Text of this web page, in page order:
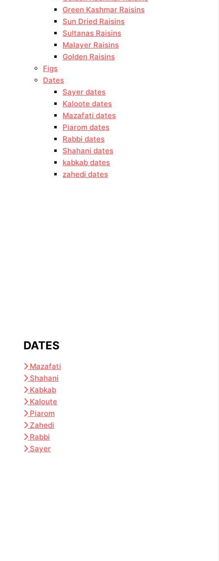
Green Kashmar Raisins
Sun Dried Raisins
Sultanas Raisins
Malayer Raisins
Golden Raisins
Figs
Dates
Sayer dates
Kaloote dates
Mazafati dates
Piarom dates
Rabbi dates
Shahani dates
kabkab dates
zahedi dates
DATES
Mazafati
Shahani
Kabkab
Kaloute
Piarom
Zahedi
Rabbi
Sayer